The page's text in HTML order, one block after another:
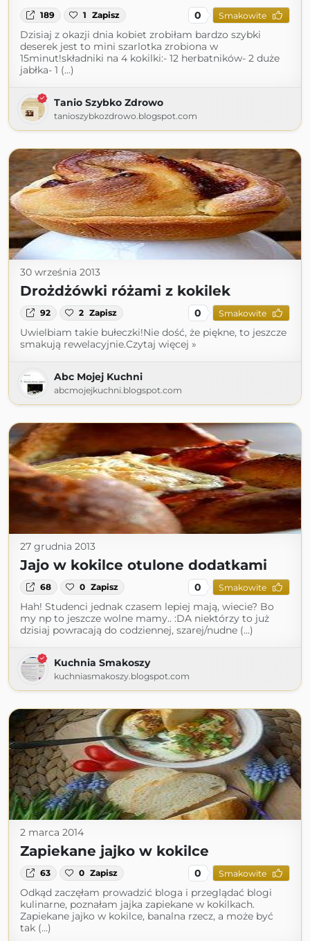
189 1 Zapisz 0 Smakowite
Dzisiaj z okazji dnia kobiet zrobiłam bardzo szybki
deserek jest to mini szarlotka zrobiona w
15minut!składniki na 4 kokilki:- 12 herbatników- 2 duże
jabłka- 1 (...)
Tanio Szybko Zdrowo
tanioszybkozdrowo.blogspot.com
30 września 2013
Drożdżówki różami z kokilek
92 2 Zapisz 0 Smakowite
Uwielbiam takie bułeczki!Nie dość, że piękne, to jeszcze
smakują rewelacyjnie.Czytaj więcej »
Abc Mojej Kuchni
abcmojejkuchni.blogspot.com
27 grudnia 2013
Jajo w kokilce otulone dodatkami
68 0 Zapisz 0 Smakowite
Hah! Studenci jednak czasem lepiej mają, wiecie? Bo
my np to jeszcze wolne mamy.. :DA niektórzy to już
dzisiaj powracają do codziennej, szarej/nudne (...)
Kuchnia Smakoszy
kuchniasmakoszy.blogspot.com
2 marca 2014
Zapiekane jajko w kokilce
63 0 Zapisz 0 Smakowite
Odkąd zaczęłam prowadzić bloga i przeglądać blogi
kulinarne, poznałam jajka zapiekane w kokilkach.
Zapiekane jajko w kokilce, banalna rzecz, a może być
tak (...)